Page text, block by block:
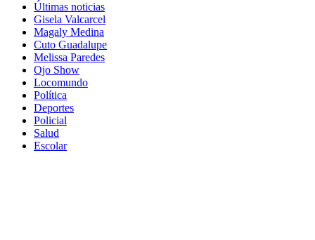
Últimas noticias
Gisela Valcarcel
Magaly Medina
Cuto Guadalupe
Melissa Paredes
Ojo Show
Locomundo
Política
Deportes
Policial
Salud
Escolar